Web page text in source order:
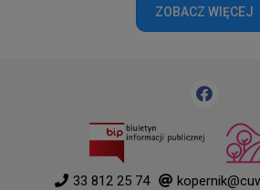
ZOBACZ WIĘCEJ
33 812 25 74